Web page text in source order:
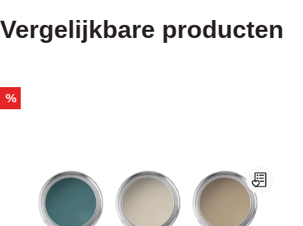
Vergelijkbare producten
%
Sigma Set Kleurtesters: Sigma Trendkleuren